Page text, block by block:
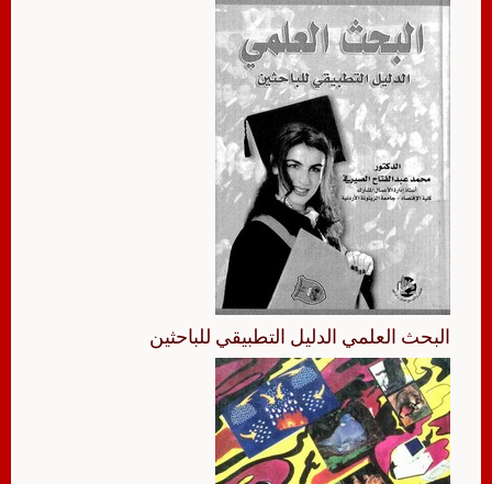
البحث العلمي الدليل التطبيقي للباحثين